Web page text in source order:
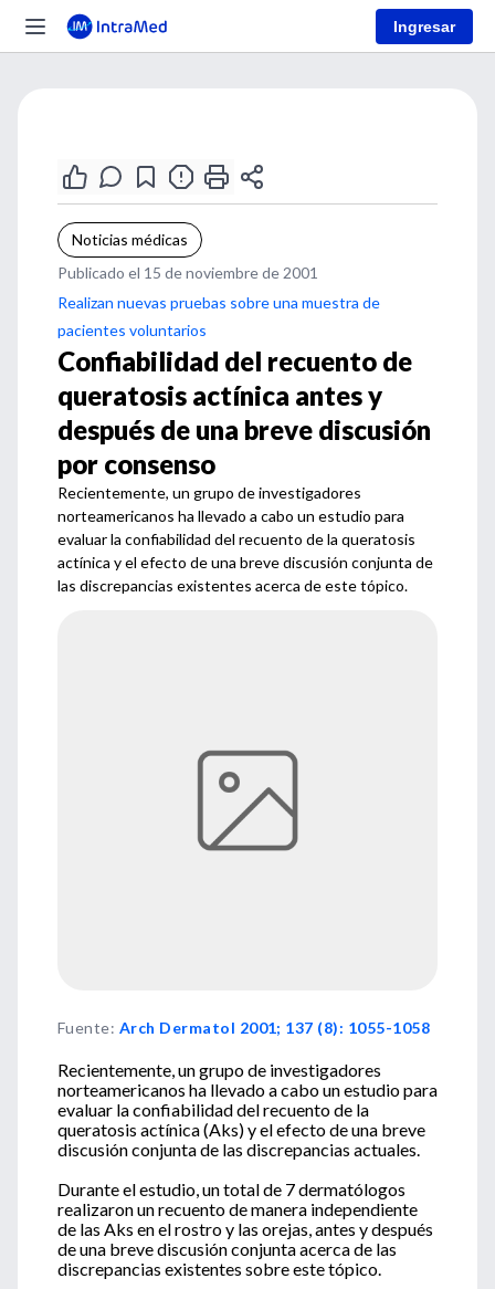
Ingresar
Noticias médicas
Publicado el 15 de noviembre de 2001
Realizan nuevas pruebas sobre una muestra de
pacientes voluntarios
Confiabilidad del recuento de
queratosis actínica antes y
después de una breve discusión
por consenso
Recientemente, un grupo de investigadores
norteamericanos ha llevado a cabo un estudio para
evaluar la confiabilidad del recuento de la queratosis
actínica y el efecto de una breve discusión conjunta de
las discrepancias existentes acerca de este tópico.
Fuente: Arch Dermatol 2001; 137 (8): 1055-1058
Recientemente, un grupo de investigadores
norteamericanos ha llevado a cabo un estudio para
evaluar la confiabilidad del recuento de la
queratosis actínica (Aks) y el efecto de una breve
discusión conjunta de las discrepancias actuales.
Durante el estudio, un total de 7 dermatólogos
realizaron un recuento de manera independiente
de las Aks en el rostro y las orejas, antes y después
de una breve discusión conjunta acerca de las
discrepancias existentes sobre este tópico.